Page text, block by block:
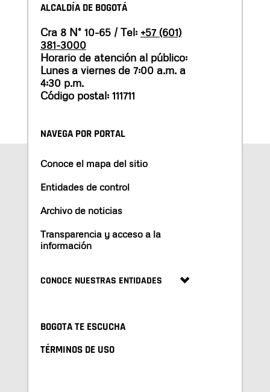
ALCALDÍA DE BOGOTÁ
Cra 8 N° 10-65 / Tel: +57 (601)
381-3000
Horario de atención al público:
Lunes a viernes de 7:00 a.m. a
4:30 p.m.
Código postal: 111711
NAVEGA POR PORTAL
Conoce el mapa del sitio
Entidades de control
Archivo de noticias
Transparencia y acceso a la
información
CONOCE NUESTRAS ENTIDADES
BOGOTA TE ESCUCHA
TÉRMINOS DE USO